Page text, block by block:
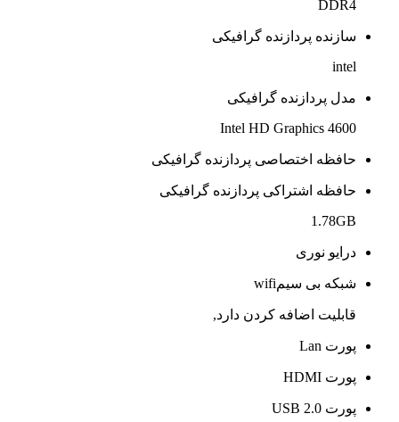
DDR4
سازنده پردازنده گرافیکی
intel
مدل پردازنده گرافیکی
Intel HD Graphics 4600
حافظه اختصاصی پردازنده گرافیکی
حافظه اشتراکی پردازنده گرافیکی
1.78GB
درایو نوری
شبکه بی سیمwifi
قابلیت اضافه کردن دارد,
پورت Lan
پورت HDMI
پورت USB 2.0